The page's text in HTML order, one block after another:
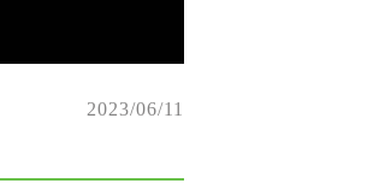
2023/06/11